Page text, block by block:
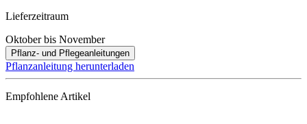
Lieferzeitraum
Oktober bis November
Pflanz- und Pflegeanleitungen
Pflanzanleitung herunterladen
Empfohlene Artikel